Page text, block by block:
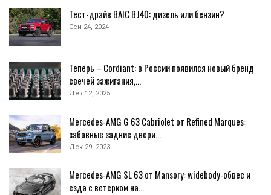
Тест-драйв BAIC BJ40: дизель или бензин?
Сен 24, 2024
Теперь – Cordiant: в России появился новый бренд
свечей зажигания,…
Дек 12, 2025
Mercedes-AMG G 63 Cabriolet от Refined Marques:
забавные задние двери…
Дек 29, 2023
Mercedes-AMG SL 63 от Mansory: widebody-обвес и
езда с ветерком на…